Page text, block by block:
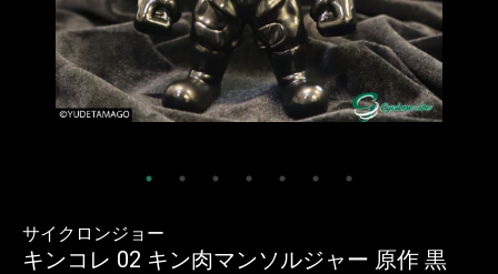
サイクロンジョー
キンコレ 02 キン肉マンソルジャー 原作 黒